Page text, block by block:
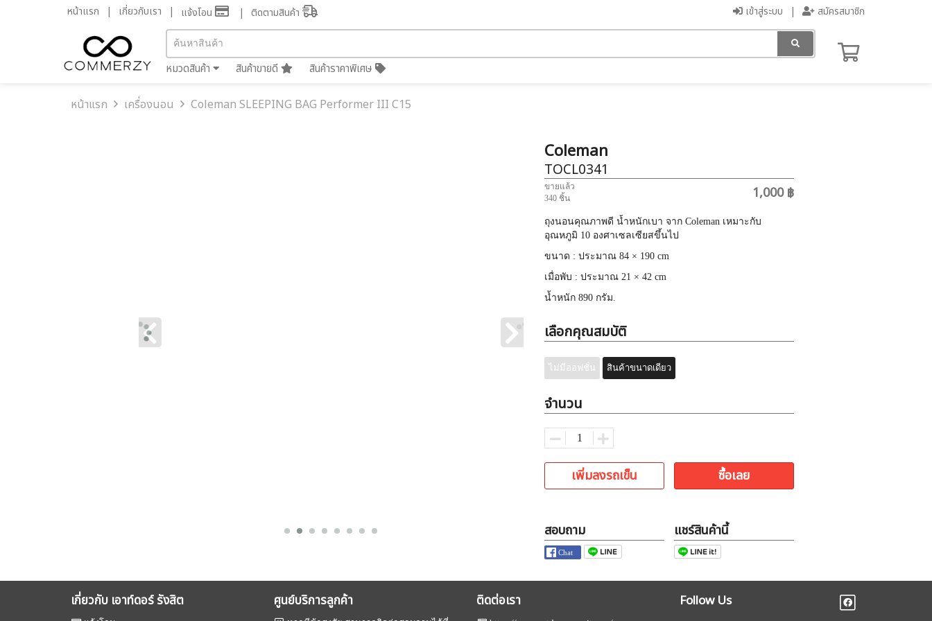
หน้าแรก เกี่ยวกับเรา แจ้งโอน ติดตามสินค้า เข้าสู่ระบบ สมัครสมาชิก
หมวดสินค้า สินค้าขายดี สินค้าราคาพิเศษ
หน้าแรก เครื่องนอน Coleman SLEEPING BAG Performer III C15
Coleman
TOCL0341
1,000 ฿
ขายแล้ว
340 ชิ้น
ถุงนอนคุณภาพดี น้ำหนักเบา จาก Coleman เหมาะกับ
อุณหภูมิ 10 องศาเซลเซียสขึ้นไป
ขนาด : ประมาณ 84 × 190 cm
เมื่อพับ : ประมาณ 21 × 42 cm
น้ำหนัก 890 กรัม.
เลือกคุณสมบัติ
ไม่มีออฟชั่น สินค้าขนาดเดียว
จำนวน
เพิ่มลงรถเข็น ซื้อเลย
สอบถาม แชร์สินค้านี้
เกี่ยวกับ เอาท์ดอร์ รังสิต ศูนย์บริการลูกค้า ติดต่อเรา Follow Us